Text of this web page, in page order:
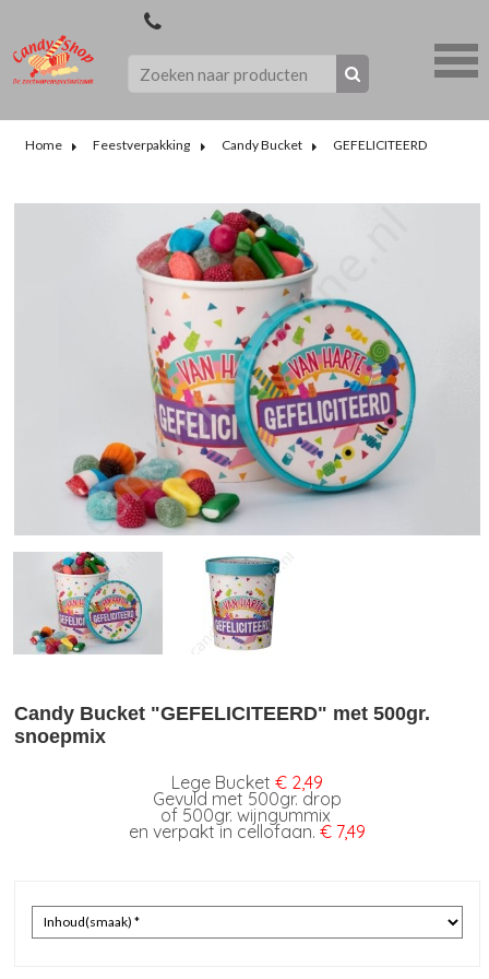
Home Feestverpakking Candy Bucket GEFELICITEERD
Candy Bucket "GEFELICITEERD" met 500gr.
snoepmix
Lege Bucket€ 2,49
Gevuld met 500gr. drop
of 500gr. wijngummix
en verpakt in cellofaan.€ 7,49